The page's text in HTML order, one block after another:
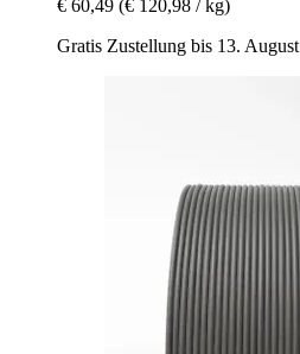
€ 60,49 (€ 120,98 / kg)
Gratis Zustellung bis 13. August